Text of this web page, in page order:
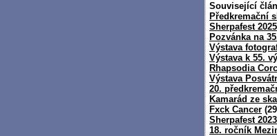
Související
Předkremační
Sherpafest 2025
Pozvánka na
Výstava
Výstava k 55.
Rhapsodia
Výstava
20.
Kamarád ze skal
Fxck Cancer
Sherpafest
18. ročník